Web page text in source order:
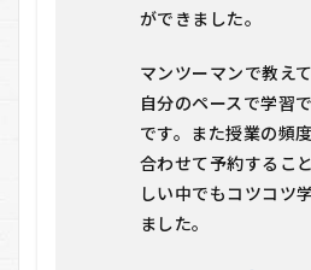
ができました。
マンツーマンで教え
自分のペースで学習
です。また授業の頻
合わせて予約するこ
しい中でもコツコツ
ました。